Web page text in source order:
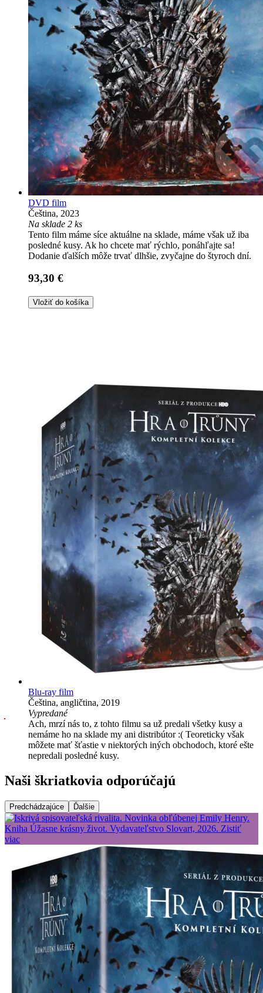
DVD film
Čeština, 2023
Na sklade 2 ks
Tento film máme síce aktuálne na sklade, máme však už iba
posledné kusy. Ak ho chcete mať rýchlo, ponáhľajte sa!
Dodanie ďalších môže trvať dlhšie, zvyčajne do štyroch dní.
93,30 €
Vložiť do košíka
Blu-ray film
Čeština, angličtina, 2019
Vypredané
Ach, mrzí nás to, z tohto filmu sa už predali všetky kusy a
nemáme ho na sklade my ani distribútor :( Teoreticky však
môžete mať šťastie v niektorých iných obchodoch, ktoré ešte
nepredali posledné kusy.
Naši škriatkovia odporúčajú
Predchádzajúce Ďalšie